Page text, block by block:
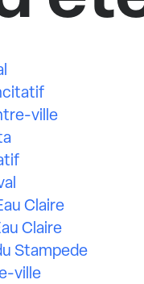
ville
Claire
Claire
Stampede
ville